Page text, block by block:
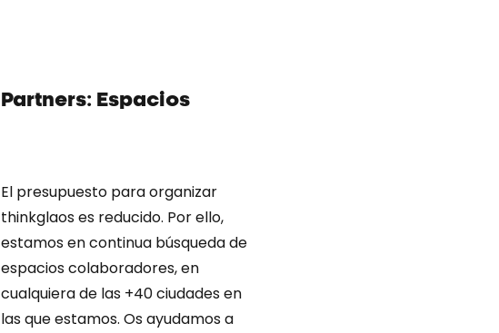
Partners: Espacios
El presupuesto para organizar
thinkglaos es reducido. Por ello,
estamos en continua búsqueda de
espacios colaboradores, en
cualquiera de las +40 ciudades en
las que estamos. Os ayudamos a